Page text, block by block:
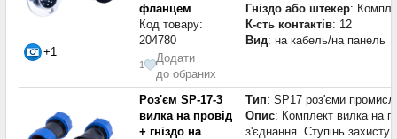
+1
фланцем
Код товару:
204780
1
Додати
до обраних
Гніздо або штекер:
К-сть контактів: 12
Вид: на кабель/на панель
Роз'єм SP-17-3
вилка на провід
+ гніздо на
Тип: SP17 роз'єми
Опис: Комплект вилка на
з'єднання. Ступінь